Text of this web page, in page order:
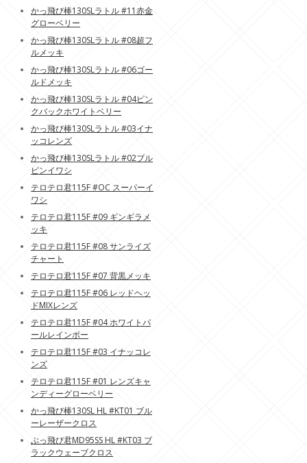
かっ飛び棒130SLラトル #11赤金
グローベリー
かっ飛び棒130SLラトル #08超フ
ルメッキ
かっ飛び棒130SLラトル #06ゴー
ルドメッキ
かっ飛び棒130SLラトル #04ピン
クバックホワイトベリー
かっ飛び棒130SLラトル #03イナ
ッコレンズ
かっ飛び棒130SLラトル #02ブル
ピンイワシ
テロテロ君115F #OC スーパーイ
ワシ
テロテロ君115F #09 ギンギラメ
ッキ
テロテロ君115F #08 サンライズ
チャート
テロテロ君115F #07 背黒メッキ
テロテロ君115F #06 レッドヘッ
ドMIXレンズ
テロテロ君115F #04 ホワイトパ
ールレインボー
テロテロ君115F #03 イナッコレ
ンズ
テロテロ君115F #01 レンズキャ
ンディーグローベリー
かっ飛び棒130SL HL #KT01 ブル
ーレーザークロス
ぶっ飛び君MD95SS HL #KT03 ブ
ラックウェーブクロス